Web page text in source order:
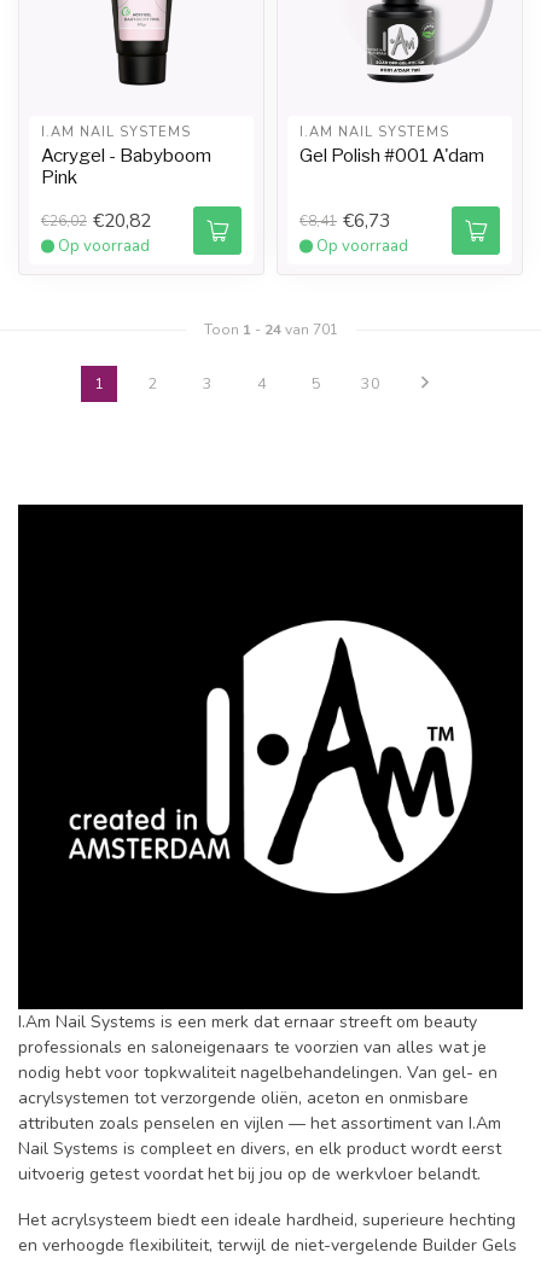
I.AM NAIL SYSTEMS
Acrygel - Babyboom
Pink
€26,02 €20,82
Op voorraad
I.AM NAIL SYSTEMS
Gel Polish #001 A'dam
€8,41 €6,73
Op voorraad
Toon 1- 24van 701
1 2 3 4 5 30
I.Am Nail Systems is een merk dat ernaar streeft om beauty
professionals en saloneigenaars te voorzien van alles wat je
nodig hebt voor topkwaliteit nagelbehandelingen. Van gel- en
acrylsystemen tot verzorgende oliën, aceton en onmisbare
attributen zoals penselen en vijlen — het assortiment van I.Am
Nail Systems is compleet en divers, en elk product wordt eerst
uitvoerig getest voordat het bij jou op de werkvloer belandt.
Het acrylsysteem biedt een ideale hardheid, superieure hechting
en verhoogde flexibiliteit, terwijl de niet-vergelende Builder Gels